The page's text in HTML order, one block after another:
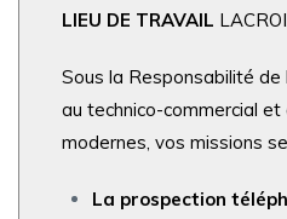
LIEU DE TRAVAIL
Sous la Responsabilité
au technico-commercial
modernes, vos missions
La prospection